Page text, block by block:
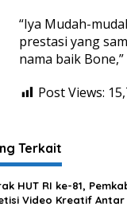
“Iya Mudah-
prestasi yang
nama baik
Post Views:
Terkait
HUT RI ke-81,
Video Kreatif